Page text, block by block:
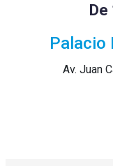
De
Palacio
Av. Juan